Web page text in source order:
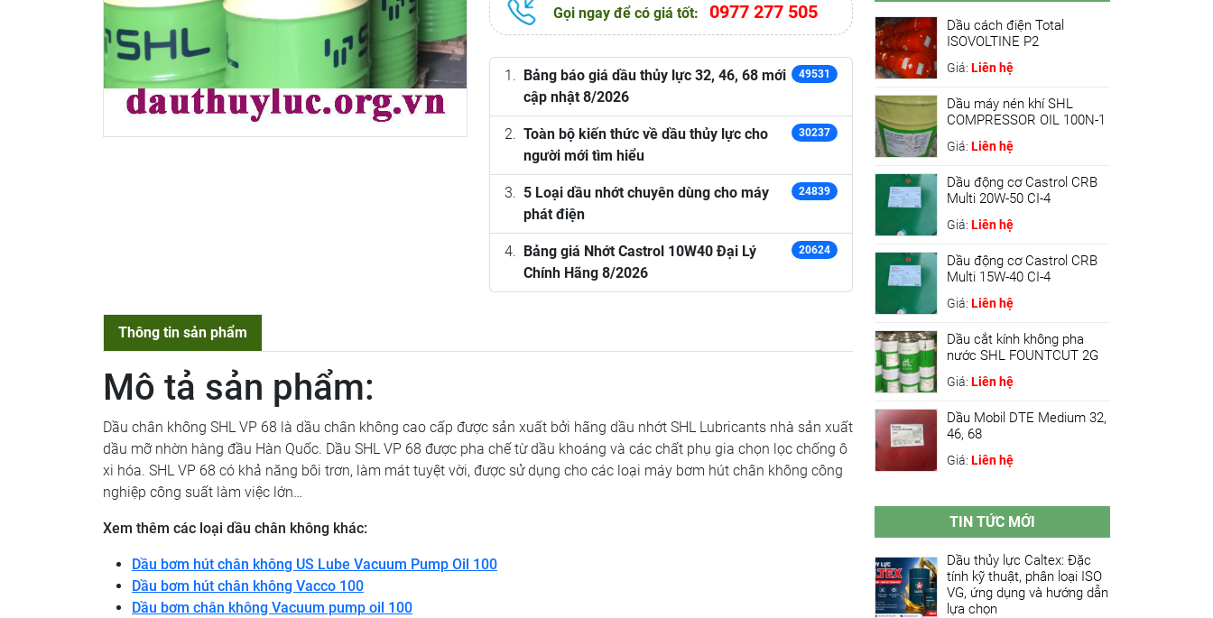
Gọi ngay để có giá tốt: 0977 277 505
Bảng báo giá dầu thủy lực 32, 46, 68 mới
cập nhật 8/2026
49531
Toàn bộ kiến thức về dầu thủy lực cho
người mới tìm hiểu
30237
5 Loại dầu nhớt chuyên dùng cho máy
phát điện
24839
Bảng giá Nhớt Castrol 10W40 Đại Lý
Chính Hãng 8/2026
20624
Thông tin sản phẩm
Mô tả sản phẩm:
Dầu chân không SHL VP 68 là dầu chân không cao cấp được sản xuất bởi hãng dầu nhớt SHL Lubricants nhà sản xuất
dầu mỡ nhờn hàng đầu Hàn Quốc. Dầu SHL VP 68 được pha chế từ dầu khoáng và các chất phụ gia chọn lọc chống ô
xi hóa. SHL VP 68 có khả năng bôi trơn, làm mát tuyệt vời, được sử dụng cho các loại máy bơm hút chân không công
nghiệp công suất làm việc lớn…
Xem thêm các loại dầu chân không khác:
Dầu bơm hút chân không US Lube Vacuum Pump Oil 100
Dầu bơm hút chân không Vacco 100
Dầu bơm chân không Vacuum pump oil 100
Dầu cách điện Total
ISOVOLTINE P2
Giá: Liên hệ
Dầu máy nén khí SHL
COMPRESSOR OIL 100N-1
Giá: Liên hệ
Dầu động cơ Castrol CRB
Multi 20W-50 CI-4
Giá: Liên hệ
Dầu động cơ Castrol CRB
Multi 15W-40 CI-4
Giá: Liên hệ
Dầu cắt kính không pha
nước SHL FOUNTCUT 2G
Giá: Liên hệ
Dầu Mobil DTE Medium 32,
46, 68
Giá: Liên hệ
TIN TỨC MỚI
Dầu thủy lực Caltex: Đặc
tính kỹ thuật, phân loại ISO
VG, ứng dụng và hướng dẫn
lựa chọn